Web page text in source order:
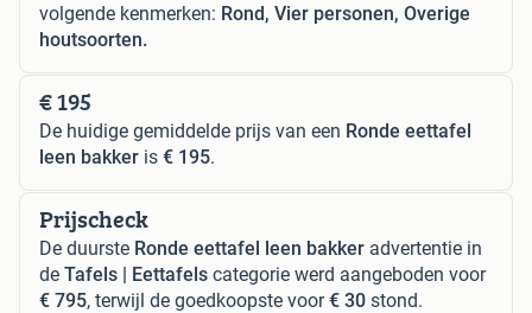
volgende kenmerken: Rond, Vier personen, Overige
houtsoorten.
€ 195
De huidige gemiddelde prijs van een Ronde eettafel
leen bakker is € 195.
Prijscheck
De duurste Ronde eettafel leen bakker advertentie in
de Tafels | Eettafels categorie werd aangeboden voor
€ 795, terwijl de goedkoopste voor€ 30 stond.